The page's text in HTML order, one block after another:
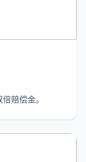
赔偿金。